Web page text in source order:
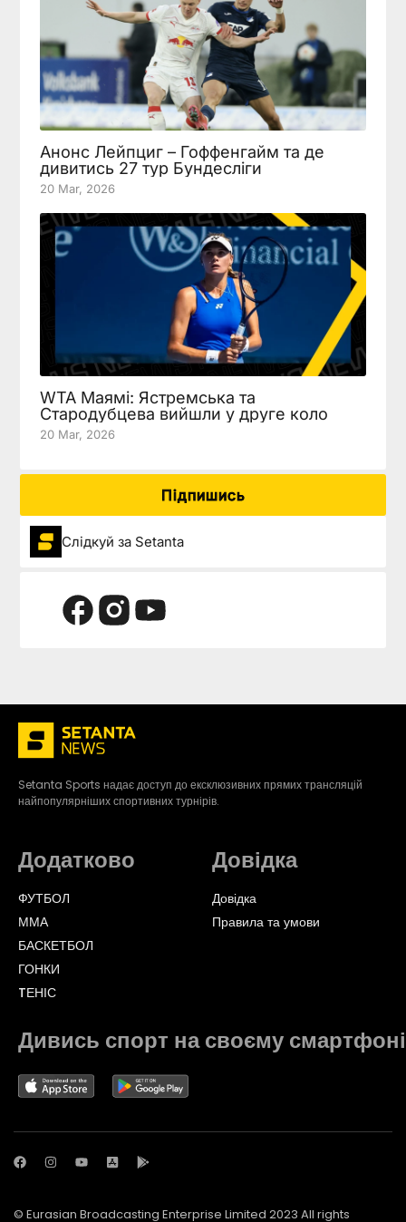
Анонс Лейпциг – Гоффенгайм та де
дивитись 27 тур Бундесліги
20 Mar, 2026
WTA Маямі: Ястремська та
Стародубцева вийшли у друге коло
20 Mar, 2026
Підпишись
Слідкуй за Setanta
Setanta Sports надає доступ до ексклюзивних прямих трансляцій
найпопулярніших спортивних турнірів.
Додатково
ФУТБОЛ
ММА
БАСКЕТБОЛ
ГОНКИ
TЕНІС
Довідка
Довідка
Правила та умови
Дивись спорт на своєму смартфоні
© Eurasian Broadcasting Enterprise Limited 2023 All rights